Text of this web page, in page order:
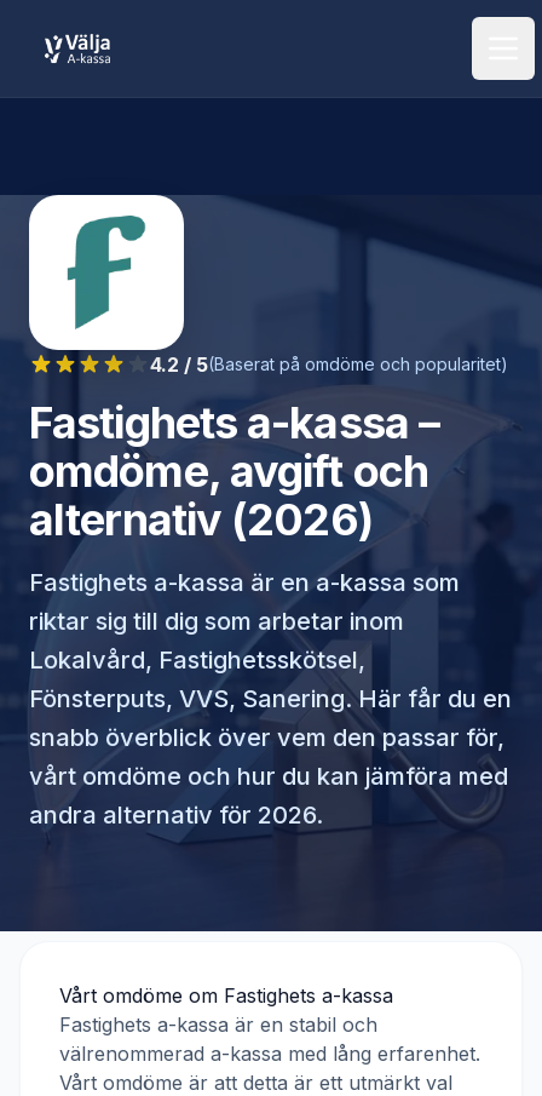
4.2 / 5(Baserat på omdöme och popularitet)
Fastighets a-kassa –
omdöme, avgift och
alternativ (2026)
Fastighets a-kassa är en a-kassa som
riktar sig till dig som arbetar inom
Lokalvård, Fastighetsskötsel,
Fönsterputs, VVS, Sanering. Här får du en
snabb överblick över vem den passar för,
vårt omdöme och hur du kan jämföra med
andra alternativ för 2026.
Vårt omdöme om Fastighets a-kassa
Fastighets a-kassa är en stabil och
välrenommerad a-kassa med lång erfarenhet.
Vårt omdöme är att detta är ett utmärkt val